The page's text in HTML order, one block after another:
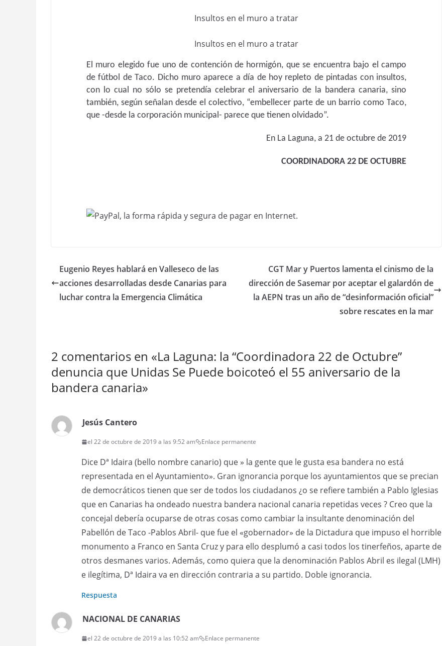
Insultos en el muro a tratar
Insultos en el muro a tratar
El muro elegido fue uno de contención de hormigón, que se encuentra bajo el campo
de fútbol de Taco. Dicho muro aparece a día de hoy repleto de pintadas con insultos,
con lo cual no sólo se pretendía celebrar el aniversario de la bandera canaria, sino
también, según señalan desde el colectivo, “embellecer parte de un barrio como Taco,
que -desde la corporación municipal- parece que tienen olvidado”.
En La Laguna, a 21 de octubre de 2019
COORDINADORA 22 DE OCTUBRE
Eugenio Reyes hablará en Valleseco de las
acciones desarrolladas desde Canarias para
luchar contra la Emergencia Climática
CGT Mar y Puertos lamenta el cinismo de la
dirección de Sasemar por aceptar el galardón de
la AEPN tras un año de “desinformación oficial”
sobre rescates en la mar
2 comentarios en «La Laguna: la “Coordinadora 22 de Octubre”
denuncia que Unidas Se Puede boicoteó el 55 aniversario de la
bandera canaria»
Jesús Cantero
el 22 de octubre de 2019 a las 9:52 am Enlace permanente
Dice Dª Idaira (bello nombre canario) que » la gente que le gusta esa bandera no está
representada en el Ayuntamiento». Gran ignorancia porque los ayuntamientos que se precian
de democráticos tienen que ser de todos los ciudadanos ¿o se refiere también a Pablo Iglesias
que en Canarias ha ondeado nuestra bandera nacional canaria repetidas veces ? Creo que la
concejal debería ocuparse de otras cosas como cambiar la insultante denominación del
Pabellón de Taco -Pablos Abril- que fue el «gobernador» de la Dictadura que impuso el horrible
monumento a Franco en Santa Cruz y para ello desplumó a casi todos los tinerfeños, aparte de
otros desmanes varios. Además, como quiera que la denominación Pablos Abril es ilegal (LMH)
e ilegítima, Dª Idaira va en dirección contraria a su partido. Doble ignorancia.
Respuesta
NACIONAL DE CANARIAS
el 22 de octubre de 2019 a las 10:52 am Enlace permanente